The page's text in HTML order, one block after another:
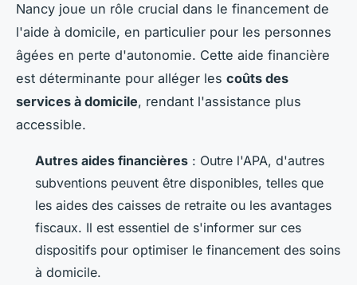
Nancy joue un rôle crucial dans le financement de
l'aide à domicile, en particulier pour les personnes
âgées en perte d'autonomie. Cette aide financière
est déterminante pour alléger les coûts des
services à domicile, rendant l'assistance plus
accessible.
Autres aides financières : Outre l'APA, d'autres
subventions peuvent être disponibles, telles que
les aides des caisses de retraite ou les avantages
fiscaux. Il est essentiel de s'informer sur ces
dispositifs pour optimiser le financement des soins
à domicile.